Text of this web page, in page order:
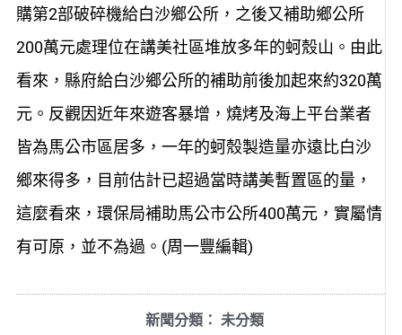
購第2部破碎機給白沙鄉公所，之後又補助鄉公所
200萬元處理位在講美社區堆放多年的蚵殼山。由此
看來，縣府給白沙鄉公所的補助前後加起來約320萬
元。反觀因近年來遊客暴增，燒烤及海上平台業者
皆為馬公市區居多，一年的蚵殼製造量亦遠比白沙
鄉來得多，目前估計已超過當時講美暫置區的量，
這麼看來，環保局補助馬公市公所400萬元，實屬情
有可原，並不為過。(周一豐編輯)
新聞分類： 未分類